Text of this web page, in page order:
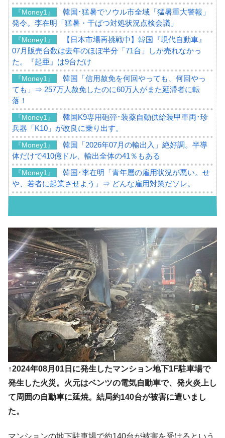
『Money1』
韓国･猛暑でソウル市全域「猛暑重大警報」
発令。李在明「猛暑・干ばつ対処状況点検会議」
『Money1』
【日本市場再挑戦中】韓国『現代自動車』
07月販売台数は去年のほぼ半分「71台」しか売れなかっ
た。『起亜』は9台だけ
『Money1』
韓国「信用赦免を何回やっても、何回やっ
ても」⇒ 257万人赦免したのに60万人がまた延滞者に転
落！
『Money1』
韓国K9専用砲弾･装薬自動供給装甲車両･珍
兵器「K10」が改良に乗り出す。
『Money1』
韓国「2026年07月の輸出入」絶好調。半導
体だけで410億ドル、輸出全体の41％もある
『Money1』
韓国･李在明「青年層の雇用状況が悪い。せ
や、若者に起業させよう」⇒ どんな雇用対策だソレ。
『Money1』
韓国「ここは北朝鮮なのか。選管がサーバ
ーにウソのデータを入力したのは明白だ」
『Money1』
韓国･李在明さっそく不動産対策で浅薄な発
言。
『Money1』
韓国は「中国と同じく」投資に不適格な国
だ。
『Money1』
『韓国銀行』が「金の保有量を増やしま
す」⇒「金を経由するドル入手」手段ではないのか？
『Money1』
韓国･外為取引量「1日当たり1,214.4億ド
ル」まで拡大 ⇒ 海外資金の動きに強く左右される状態
『Money1』
韓国･帰ってきた李在明。李在明を支持しな
い「50.5％」に上昇
『Money1』
韓国大統領府ボンクラ政策室長が告発され
断
『Money1』 韓国･警察職員が「丸刈りになって抗議活
↑2024年08月01日に発生したマンション地下1F駐車場で
発生した火災。火元はベンツの電気自動車で、発火炎上し
て周囲の自動車に延焼。結局約140台が被害に遭いまし
た。
マンションの地下駐車場で約140台が被害を受けるという